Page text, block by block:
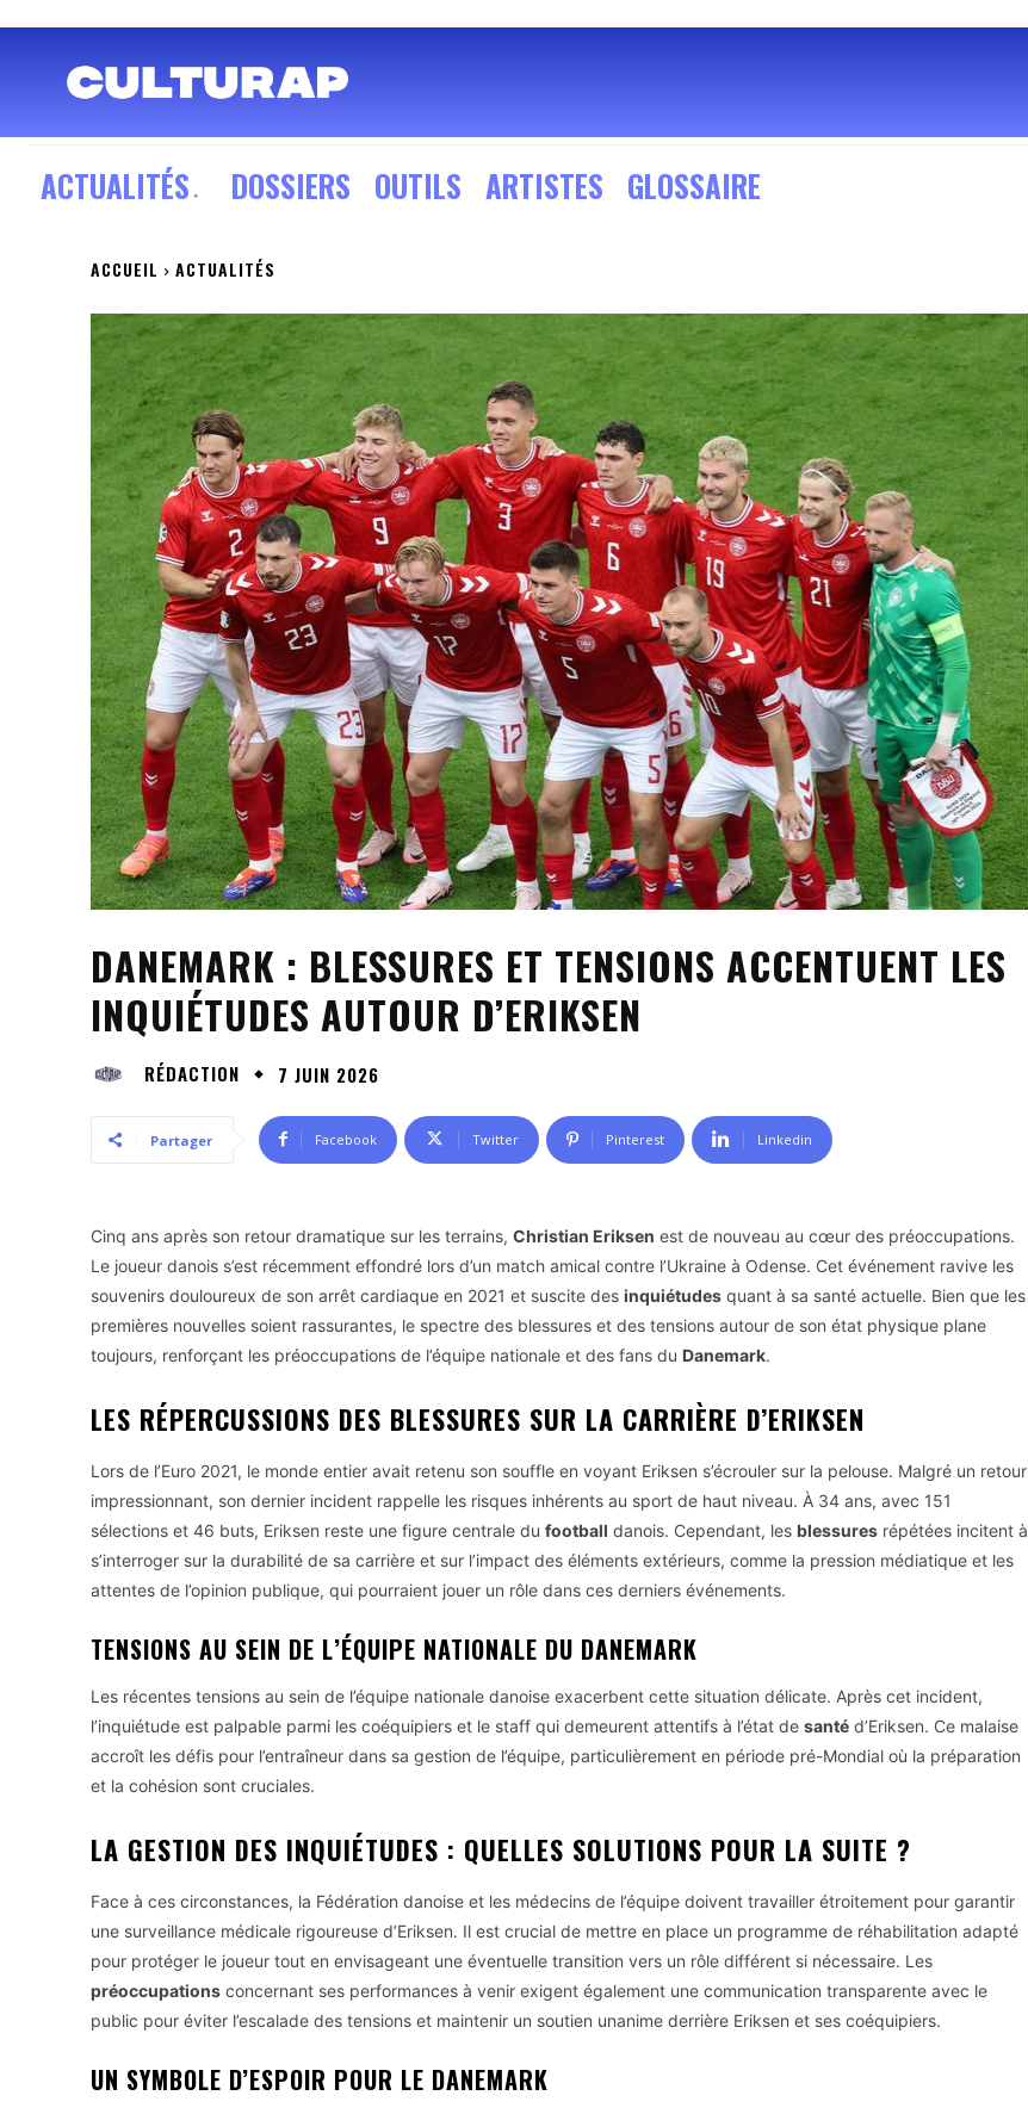
ACTUALITÉS DOSSIERS OUTILS ARTISTES GLOSSAIRE
ACCUEIL ACTUALITÉS
DANEMARK : BLESSURES ET TENSIONS ACCENTUENT LES
INQUIÉTUDES AUTOUR D’ERIKSEN
RÉDACTION 7 JUIN 2026
Partager Facebook Twitter Pinterest Linkedin
Cinq ans après son retour dramatique sur les terrains, Christian Eriksen est de nouveau au cœur des préoccupations.
Le joueur danois s’est récemment effondré lors d’un match amical contre l’Ukraine à Odense. Cet événement ravive les
souvenirs douloureux de son arrêt cardiaque en 2021 et suscite des inquiétudes quant à sa santé actuelle. Bien que les
premières nouvelles soient rassurantes, le spectre des blessures et des tensions autour de son état physique plane
toujours, renforçant les préoccupations de l’équipe nationale et des fans du Danemark.
LES RÉPERCUSSIONS DES BLESSURES SUR LA CARRIÈRE D’ERIKSEN
Lors de l’Euro 2021, le monde entier avait retenu son souffle en voyant Eriksen s’écrouler sur la pelouse. Malgré un retour
impressionnant, son dernier incident rappelle les risques inhérents au sport de haut niveau. À 34 ans, avec 151
sélections et 46 buts, Eriksen reste une figure centrale du football danois. Cependant, les blessures répétées incitent à
s’interroger sur la durabilité de sa carrière et sur l’impact des éléments extérieurs, comme la pression médiatique et les
attentes de l’opinion publique, qui pourraient jouer un rôle dans ces derniers événements.
TENSIONS AU SEIN DE L’ÉQUIPE NATIONALE DU DANEMARK
Les récentes tensions au sein de l’équipe nationale danoise exacerbent cette situation délicate. Après cet incident,
l’inquiétude est palpable parmi les coéquipiers et le staff qui demeurent attentifs à l’état de santé d’Eriksen. Ce malaise
accroît les défis pour l’entraîneur dans sa gestion de l’équipe, particulièrement en période pré-Mondial où la préparation
et la cohésion sont cruciales.
LA GESTION DES INQUIÉTUDES : QUELLES SOLUTIONS POUR LA SUITE ?
Face à ces circonstances, la Fédération danoise et les médecins de l’équipe doivent travailler étroitement pour garantir
une surveillance médicale rigoureuse d’Eriksen. Il est crucial de mettre en place un programme de réhabilitation adapté
pour protéger le joueur tout en envisageant une éventuelle transition vers un rôle différent si nécessaire. Les
préoccupations concernant ses performances à venir exigent également une communication transparente avec le
public pour éviter l’escalade des tensions et maintenir un soutien unanime derrière Eriksen et ses coéquipiers.
UN SYMBOLE D’ESPOIR POUR LE DANEMARK